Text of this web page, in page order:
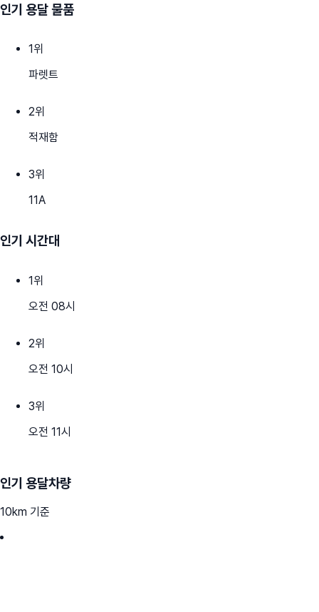
인기 용달 물품
1위
파렛트
2위
적재함
3위
11A
인기 시간대
1위
오전 08시
2위
오전 10시
3위
오전 11시
인기 용달차량
10km 기준